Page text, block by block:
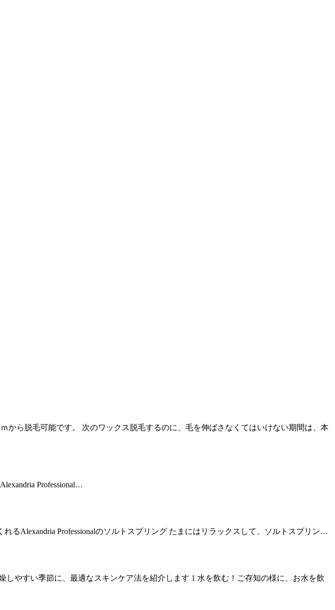
から脱毛可能です。 次のワックス脱毛するのに、毛を伸ばさなくてはいけない期間は、本
Professional…
るAlexandria Professionalのソルトスプリング たまにはリラックスして、ソルトスプリン…
やすい季節に、最適なスキンケア法を紹介します 1 水を飲む！ご存知の様に、お水を飲